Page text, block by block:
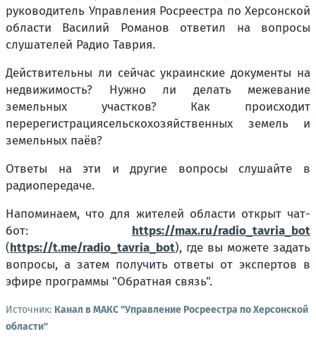
руководитель Управления Росреестра по Херсонской
области Василий Романов ответил на вопросы
слушателей Радио Таврия.
Действительны ли сейчас украинские документы на
недвижимость? Нужно ли делать межевание
земельных участков? Как происходит
перерегистрациясельскохозяйственных земель и
земельных паёв?
Ответы на эти и другие вопросы слушайте в
радиопередаче.
Напоминаем, что для жителей области открыт чат-
бот: https://max.ru/radio_tavria_bot
(https://t.me/radio_tavria_bot), где вы можете задать
вопросы, а затем получить ответы от экспертов в
эфире программы "Обратная связь".
Источник: Канал в МАКС "Управление Росреестра по Херсонской
области"